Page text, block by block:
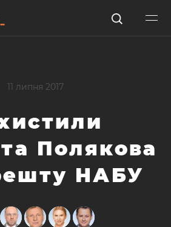
11 липня 2017
Полякова
НАБУ